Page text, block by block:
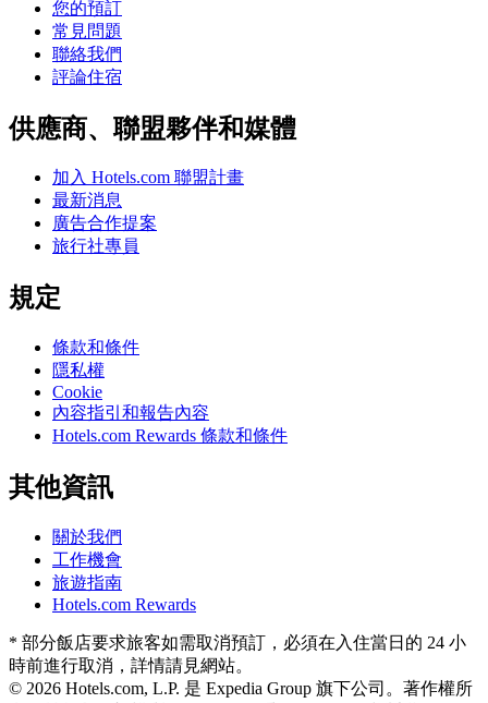
您的預訂
常見問題
聯絡我們
評論住宿
供應商、聯盟夥伴和媒體
加入 Hotels.com 聯盟計畫
最新消息
廣告合作提案
旅行社專員
規定
條款和條件
隱私權
Cookie
內容指引和報告內容
Hotels.com Rewards 條款和條件
其他資訊
關於我們
工作機會
旅遊指南
Hotels.com Rewards
* 部分飯店要求旅客如需取消預訂，必須在入住當日的 24 小
時前進行取消，詳情請見網站。
© 2026 Hotels.com, L.P. 是 Expedia Group 旗下公司。著作權所